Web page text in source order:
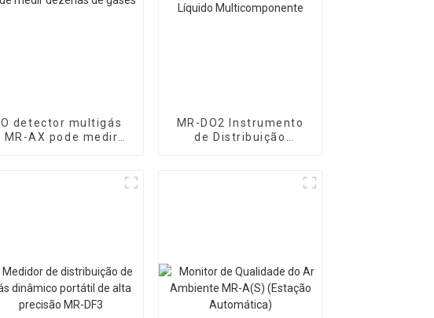
O detector multigás
MR-AX pode medir
MR-DO2 Instrumento
de Distribuição